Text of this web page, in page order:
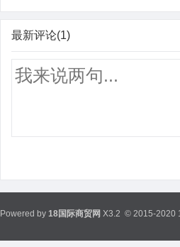
最新评论(1)
Powered by 18国际商贸网 X3.2 © 2015-2020